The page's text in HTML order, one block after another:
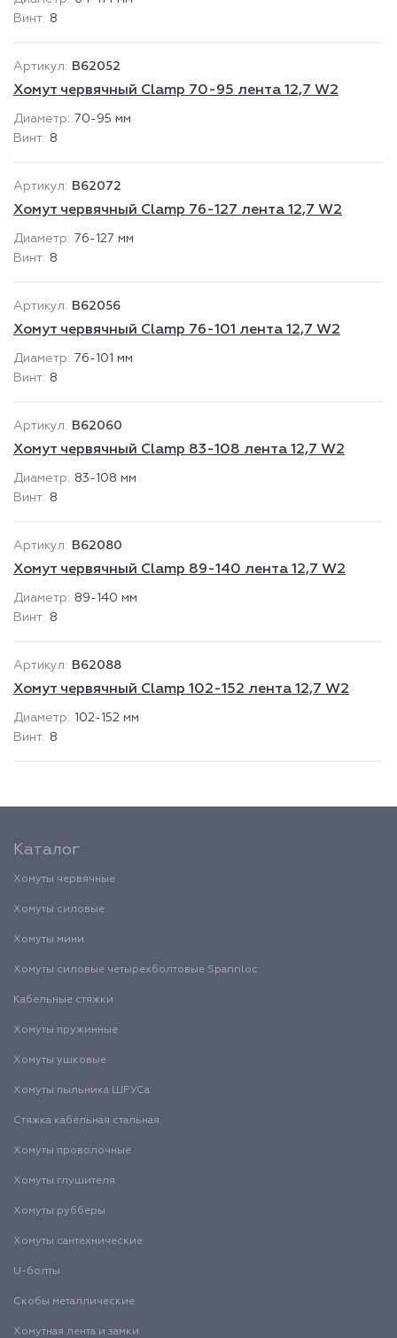
8
B62052
Хомут червячный Clamp 70-95 лента 12,7 W2
70-95 мм
8
B62072
Хомут червячный Clamp 76-127 лента 12,7 W2
76-127 мм
8
B62056
Хомут червячный Clamp 76-101 лента 12,7 W2
76-101 мм
8
B62060
Хомут червячный Clamp 83-108 лента 12,7 W2
83-108 мм
8
B62080
Хомут червячный Clamp 89-140 лента 12,7 W2
89-140 мм
8
B62088
Хомут червячный Clamp 102-152 лента 12,7 W2
102-152 мм
8
Каталог
Хомуты червячные
Хомуты силовые
Хомуты мини
Хомуты силовые четырехболтовые Spannloc
Кабельные стяжки
Хомуты пружинные
Хомуты ушковые
Хомуты пыльника ШРУСа
Стяжка кабельная стальная
Хомуты проволочные
Хомуты глушителя
Хомуты рубберы
Хомуты сантехнические
U-болты
Скобы металлические
Хомутная лента и замки